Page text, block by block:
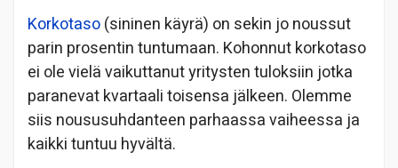
Korkotaso(sininen käyrä) on sekin jo noussut
parin prosentin tuntumaan. Kohonnut korkotaso
ei ole vielä vaikuttanut yritysten tuloksiin jotka
paranevat kvartaali toisensa jälkeen. Olemme
siis noususuhdanteen parhaassa vaiheessa ja
kaikki tuntuu hyvältä.